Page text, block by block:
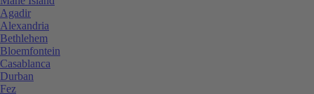
Agadir
Alexandria
Bethlehem
Bloemfontein
Casablanca
Durban
Fez